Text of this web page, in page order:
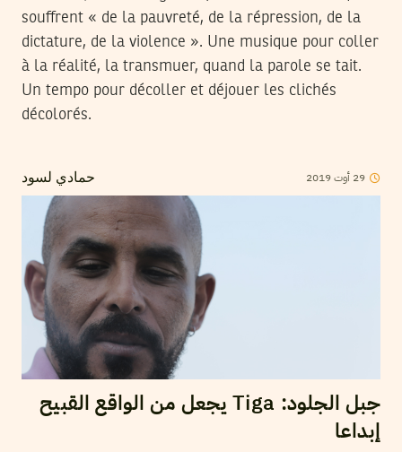
souffrent « de la pauvreté, de la répression, de la
dictature, de la violence ». Une musique pour coller
à la réalité, la transmuer, quand la parole se tait.
Un tempo pour décoller et déjouer les clichés
décolorés.
حمادي لسود 29 أوت2019
جبل الجلود: Tiga يجعل من الواقع القبيح
إبداعا